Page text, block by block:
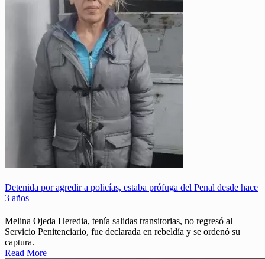
Detenida por agredir a policías, estaba prófuga del Penal desde hace
3 años
Melina Ojeda Heredia, tenía salidas transitorias, no regresó al
Servicio Penitenciario, fue declarada en rebeldía y se ordenó su
captura.
Read More